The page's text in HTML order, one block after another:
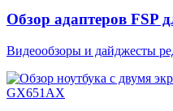
Обзор адаптеров FSP
Видеообзоры и дайджесты